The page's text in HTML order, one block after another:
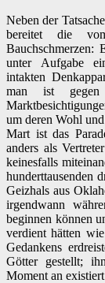
Neben der
bereitet die
Bauchschmerzen:
unter Aufgabe
intakten
man ist
um deren Wohl
Mart ist das
anders als
keinesfalls
hunderttausenden
Geizhals aus
irgendwann
beginnen können
verdient hätten
Gedankens
Götter gestellt;
Moment an